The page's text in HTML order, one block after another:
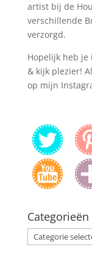
artist bij de
verschillende
verzorgd.
Hopelijk heb je
& kijk plezier!
op mijn
Categorieën
Categorieën